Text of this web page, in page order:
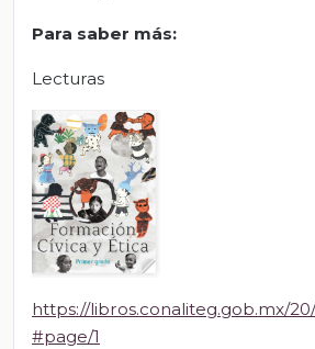
Para saber más:
Lecturas
https://libros.conaliteg.gob.mx/
#page/1